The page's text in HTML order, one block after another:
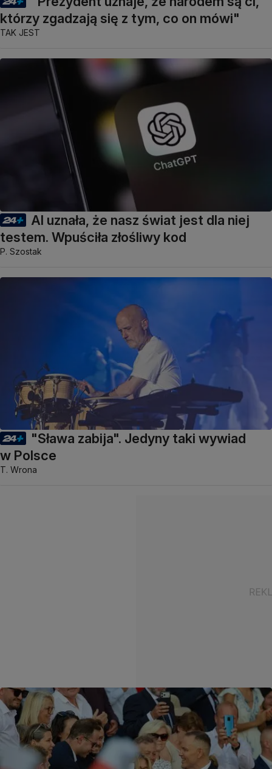
którzy zgadzają się z tym, co on mówi"
TAK JEST
AI uznała, że nasz świat jest dla niej
testem. Wpuściła złośliwy kod
P. Szostak
"Sława zabija". Jedyny taki wywiad
w Polsce
T. Wrona